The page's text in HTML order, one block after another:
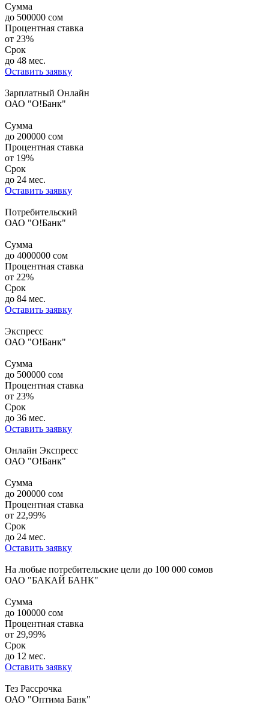
Сумма
до 500000 сом
Процентная ставка
от 23%
Срок
до 48 мес.
Оставить заявку
Зарплатный Онлайн
ОАО "О!Банк"
Сумма
до 200000 сом
Процентная ставка
от 19%
Срок
до 24 мес.
Оставить заявку
Потребительский
ОАО "О!Банк"
Сумма
до 4000000 сом
Процентная ставка
от 22%
Срок
до 84 мес.
Оставить заявку
Экспресс
ОАО "О!Банк"
Сумма
до 500000 сом
Процентная ставка
от 23%
Срок
до 36 мес.
Оставить заявку
Онлайн Экспресс
ОАО "О!Банк"
Сумма
до 200000 сом
Процентная ставка
от 22,99%
Срок
до 24 мес.
Оставить заявку
На любые потребительские цели до 100 000 сомов
ОАО "БАКАЙ БАНК"
Сумма
до 100000 сом
Процентная ставка
от 29,99%
Срок
до 12 мес.
Оставить заявку
Тез Рассрочка
ОАО "Оптима Банк"